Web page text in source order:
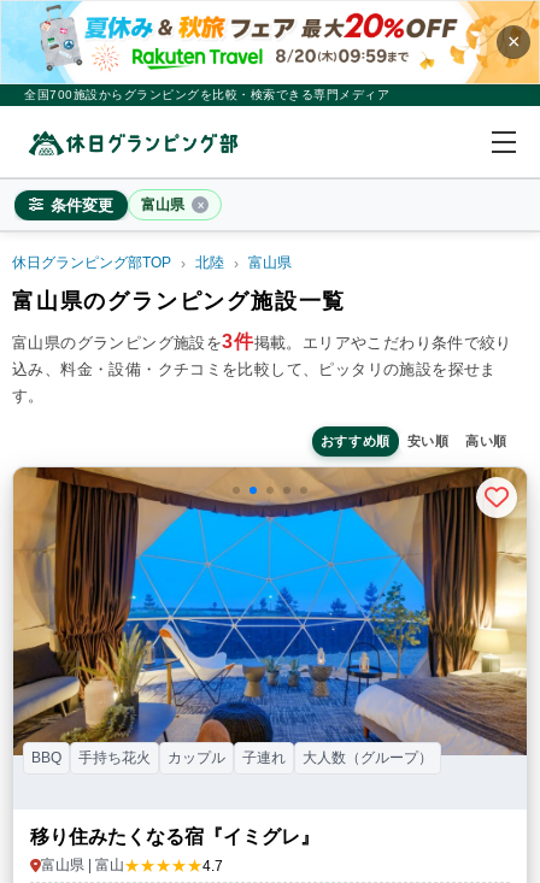
×
全国700施設からグランピングを比較・検索できる専門メディア
条件変更 富山県
名 × 1室
料金目安 ※4名利用時の1名最安値
ペット連れ
施設タイプ
ドームテント コットンテント コテージ・ロッジ
バンガロー・キャビン 1組限定貸切
特徴・アクティビティ
BBQ サウナ・テントサウナ 焚火・キャンプファイヤー 手持ち花火
温泉 プール 海水浴 ドッグラン 駅から徒歩15分以内
駅から送迎あり
条件をクリア この条件で再検索
休日グランピング部TOP 北陸 富山県
富山県のグランピング施設一覧
富山県のグランピング施設を3件掲載。 エリアやこだわり条件で絞り
込み、料金・設備・クチコミを比較して、ピッタリの施設を探せま
す。
おすすめ順 安い順 高い順
移り住みたくなる宿『イミグレ』
富山県 | 富山★★★★★4.7
BBQ 手持ち花火 カップル 子連れ 大人数（グループ）